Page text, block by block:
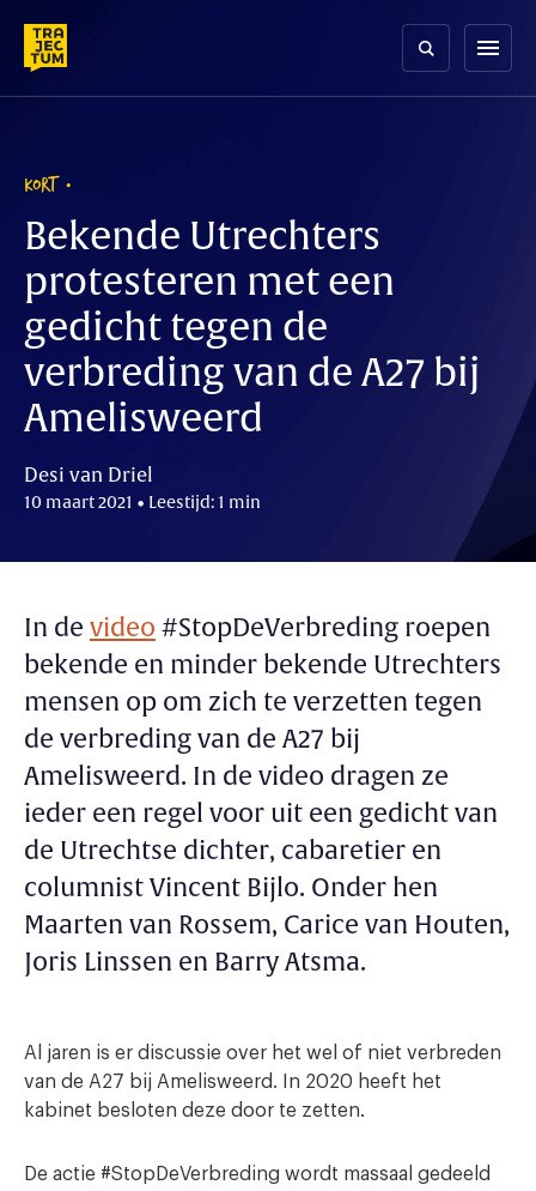
content
menu
KORT
Bekende Utrechters
protesteren met een
gedicht tegen de
verbreding van de A27 bij
Amelisweerd
Desi van Driel
10 maart 2021 • Leestijd: 1 min
In de video #StopDeVerbreding roepen
bekende en minder bekende Utrechters
mensen op om zich te verzetten tegen
de verbreding van de A27 bij
Amelisweerd. In de video dragen ze
ieder een regel voor uit een gedicht van
de Utrechtse dichter, cabaretier en
columnist Vincent Bijlo. Onder hen
Maarten van Rossem, Carice van Houten,
Joris Linssen en Barry Atsma.
Al jaren is er discussie over het wel of niet verbreden
van de A27 bij Amelisweerd. In 2020 heeft het
kabinet besloten deze door te zetten.
De actie #StopDeVerbreding wordt massaal gedeeld